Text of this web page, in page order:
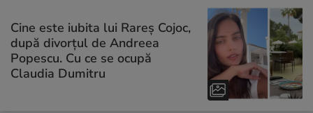
Cine este iubita lui Rareș Cojoc,
după divorțul de Andreea
Popescu. Cu ce se ocupă
Claudia Dumitru